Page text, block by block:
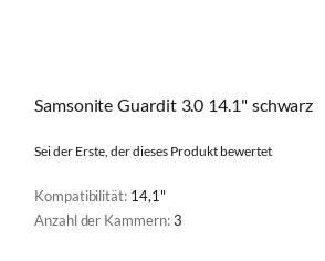
Samsonite Guardit 3.0 14.1" schwarz
Sei der Erste, der dieses Produkt bewertet
Kompatibilität: 14,1"
Anzahl der Kammern:3